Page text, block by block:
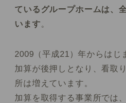
ているグループホームは、
います。
2009（平成21）年からはじ
加算が後押しとなり、看取
所は増えています。
加算を取得する事業所では